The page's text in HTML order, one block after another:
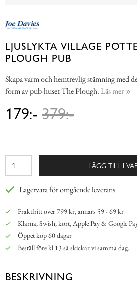
LJUSLYKTA VILLAGE
PLOUGH PUB
Skapa varm och hemtrevlig stämning med
form av pub-huset The Plough. Läs mer
179:- 379:-
LÄGG TILL I
Lagervara för omgående leverans
Fraktfritt över 799 kr, annars 59 - 69 kr
Klarna, Swish, kort, Apple Pay & Google
Öppet köp 60 dagar
Beställ före kl 13 så skickar vi samma dag.
BESKRIVNING